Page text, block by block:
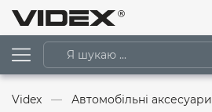
Videx Автомобільні аксесуари